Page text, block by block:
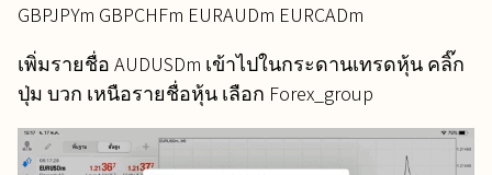
GBPJPYm GBPCHFm EURAUDm EURCADm
เพิ่มรายชื่อ AUDUSDm เข้าไปในกระดานเทรดหุ้น คลิ๊ก
ปุ่ม บวก เหนือรายชื่อหุ้น เลือก Forex_group